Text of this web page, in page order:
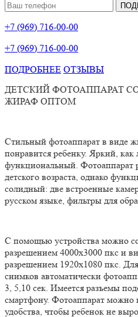
+7 (969) 716-00-00
+7 (969) 716-00-00
ПОДРОБНЕЕ ОТЗЫВЫ
ДЕТСКИЙ ФОТОАППАРАТ
ЖИРАФ ОПТОМ
Стильный фотоаппарат в виде
понравится ребенку. Яркий,
функциональный. Фотоаппарат
детского возраста, однако
солидный: две встроенные
русском языке, фильтры для
С помощью устройства можно
разрешением 4000х3000 пкс и
разрешением 1920х1080 пкс.
снимков автоматически
3, 5,10 сек. Имеется разъемы
смартфону. Фотоаппарат можно
удобства, чтобы ребенок не